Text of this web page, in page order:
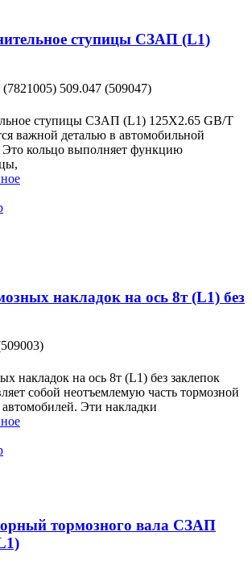
ступицы СЗАП (L1)
(7821005) 509.047 (509047)
ступицы СЗАП (L1) 125Х2.65 GB/T
важной деталью в автомобильной
кольцо выполняет функцию
накладок на ось 8т (L1) без
накладок на ось 8т (L1) без заклепок
собой неотъемлемую часть тормозной
Эти накладки
тормозного вала СЗАП